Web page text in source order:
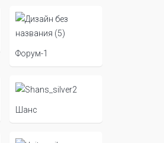
Форум-1
Шанс